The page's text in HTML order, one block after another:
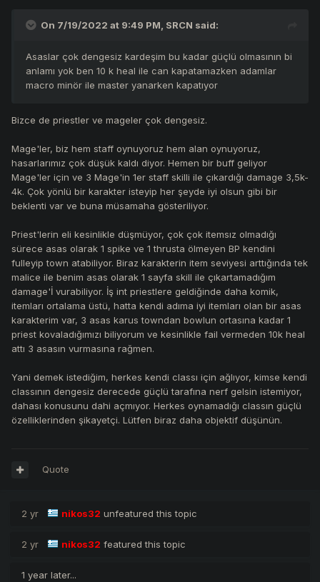
On 7/19/2022 at 9:49 PM, SRCN said:
Asaslar çok dengesiz kardeşim bu kadar güçlü olmasının bi
anlamı yok ben 10 k heal ile can kapatamazken adamlar
macro minör ile master yanarken kapatıyor
Bizce de priestler ve mageler çok dengesiz.
Mage'ler, biz hem staff oynuyoruz hem alan oynuyoruz,
hasarlarımız çok düşük kaldı diyor. Hemen bir buff geliyor
Mage'ler için ve 3 Mage'in 1er staff skilli ile çıkardığı damage 3,5k-
4k. Çok yönlü bir karakter isteyip her şeyde iyi olsun gibi bir
beklenti var ve buna müsamaha gösteriliyor.
Priest'lerin eli kesinlikle düşmüyor, çok çok itemsız olmadığı
sürece asas olarak 1 spike ve 1 thrusta ölmeyen BP kendini
fulleyip town atabiliyor. Biraz karakterin item seviyesi arttığında tek
malice ile benim asas olarak 1 sayfa skill ile çıkartamadığım
damage'İ vurabiliyor. İş int priestlere geldiğinde daha komik,
itemları ortalama üstü, hatta kendi adıma iyi itemları olan bir asas
karakterim var, 3 asas karus towndan bowlun ortasına kadar 1
priest kovaladığımızı biliyorum ve kesinlikle fail vermeden 10k heal
attı 3 asasın vurmasına rağmen.
Yani demek istediğim, herkes kendi classı için ağlıyor, kimse kendi
classının dengesiz derecede güçlü tarafına nerf gelsin istemiyor,
dahası konusunu dahi açmıyor. Herkes oynamadığı classın güçlü
özelliklerinden şikayetçi. Lütfen biraz daha objektif düşünün.
Quote
2 yr nikos32 unfeatured this topic
2 yr nikos32 featured this topic
1 year later...